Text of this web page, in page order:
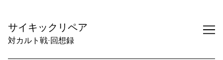
Content
サイキックリペア
対カルト戦-回想録